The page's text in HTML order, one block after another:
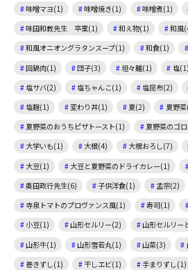
味噌マヨ(1)
味噌焼き(1) 味噌煮(1)
味田和教先生 卒業(1)
和え物(1)
和風
和風オニオングラタンスープ(1)
和食(1)
回鍋肉(1)
団子(3) 坦々麺(1) 塩(1)
塩サバ(2)
塩ちゃんこ(1) 塩昆布(2)
塩麹(1)
変わり丼(1) 夏(2)
夏野
夏野菜のおうちピザトースト(1)
夏野菜のゴ
大学いも(1)
大根(4) 大根おろし(7)
大豆(1)
大豆と夏野菜のドライカレー(1)
奥田政行先生(6)
子供洋食(1) 孟宗(2)
寺泉トマトのプロヴァンス風(1)
寿司(1)
小豆(1)
山形セルリー(2)
山形セルリー
山形牛(1)
山形雪若丸(1) 山菜(3)
巻きずし(1)
干しエビ(1) 手まりずし(1)